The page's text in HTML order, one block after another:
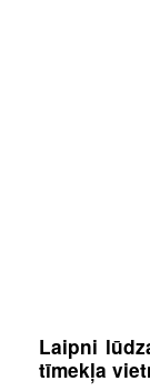
Laipni
tīmekļa